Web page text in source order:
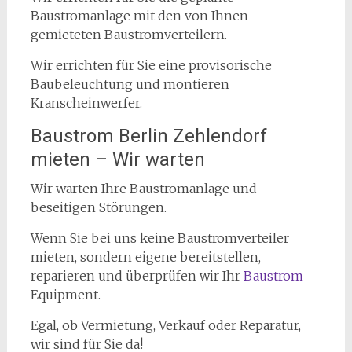
Baustromanlage mit den von Ihnen
gemieteten Baustromverteilern.
Wir errichten für Sie eine provisorische
Baubeleuchtung und montieren
Kranscheinwerfer.
Baustrom Berlin Zehlendorf
mieten – Wir warten
Wir warten Ihre Baustromanlage und
beseitigen Störungen.
Wenn Sie bei uns keine Baustromverteiler
mieten, sondern eigene bereitstellen,
reparieren und überprüfen wir Ihr Baustrom
Equipment.
Egal, ob Vermietung, Verkauf oder Reparatur,
wir sind für Sie da!